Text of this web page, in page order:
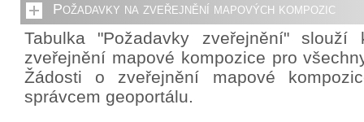
Požadavky na zveřejnění mapových kompozic
Tabulka "Požadavky zveřejnění"
zveřejnění mapové kompozice pro
Žádosti o zveřejnění mapové
správcem geoportálu.